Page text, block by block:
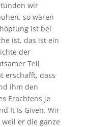
wir
so wären
ist bei
ist, das ist ein
der
Teil
erschafft, dass
ihm den
Erachtens je
It Is Given. Wir
er die ganze